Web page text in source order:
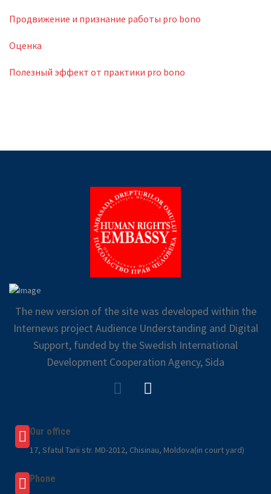
Продвижение и признание работы pro bono
Оценка
Полезный эффект от практики pro bono
The new version of the site was developed within the
Internews project Audience Understanding and Digital
Support, funded by the Swedish International
Development Cooperation Agency, Sida
Our office
17, Sfatul Tarii str. MD-2012, Chisinau, Moldova(in court yard)
Phone